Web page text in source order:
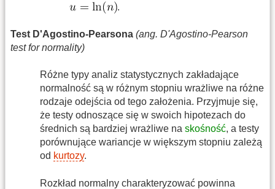
.
Test D'Agostino-Pearsona (ang. D'Agostino-Pearson
test for normality)
Różne typy analiz statystycznych zakładające
normalność są w różnym stopniu wrażliwe na różne
rodzaje odejścia od tego założenia. Przyjmuje się,
że testy odnoszące się w swoich hipotezach do
średnich są bardziej wrażliwe na skośność, a testy
porównujące wariancje w większym stopniu zależą
od kurtozy.
Rozkład normalny charakteryzować powinna